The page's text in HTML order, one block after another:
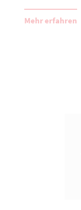
Mehr erfahren